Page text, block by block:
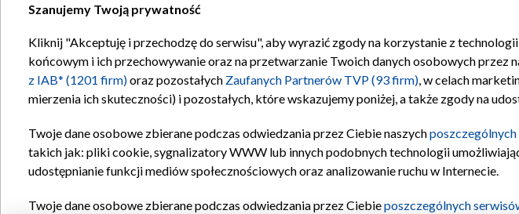
Regulamin TVP Polityka prywatności
Szanujemy Twoją prywatność
Kliknij "Akceptuję i przechodzę do serwisu", aby wyrazić zgody na korzystanie z
końcowym i ich przechowywanie oraz na przetwarzanie Twoich danych osobowych przez
z IAB* (1201 firm)oraz pozostałych Zaufanych Partnerów TVP (93 firm), w celach
mierzenia ich skuteczności) i pozostałych, które wskazujemy poniżej, a także zgody na
Twoje dane osobowe zbierane podczas odwiedzania przez Ciebie naszych
takich jak: pliki cookie, sygnalizatory WWW lub innych podobnych technologii
udostępnianie funkcji mediów społecznościowych oraz analizowanie ruchu w Internecie.
Twoje dane osobowe zbierane podczas odwiedzania przez Ciebieposzczególnych